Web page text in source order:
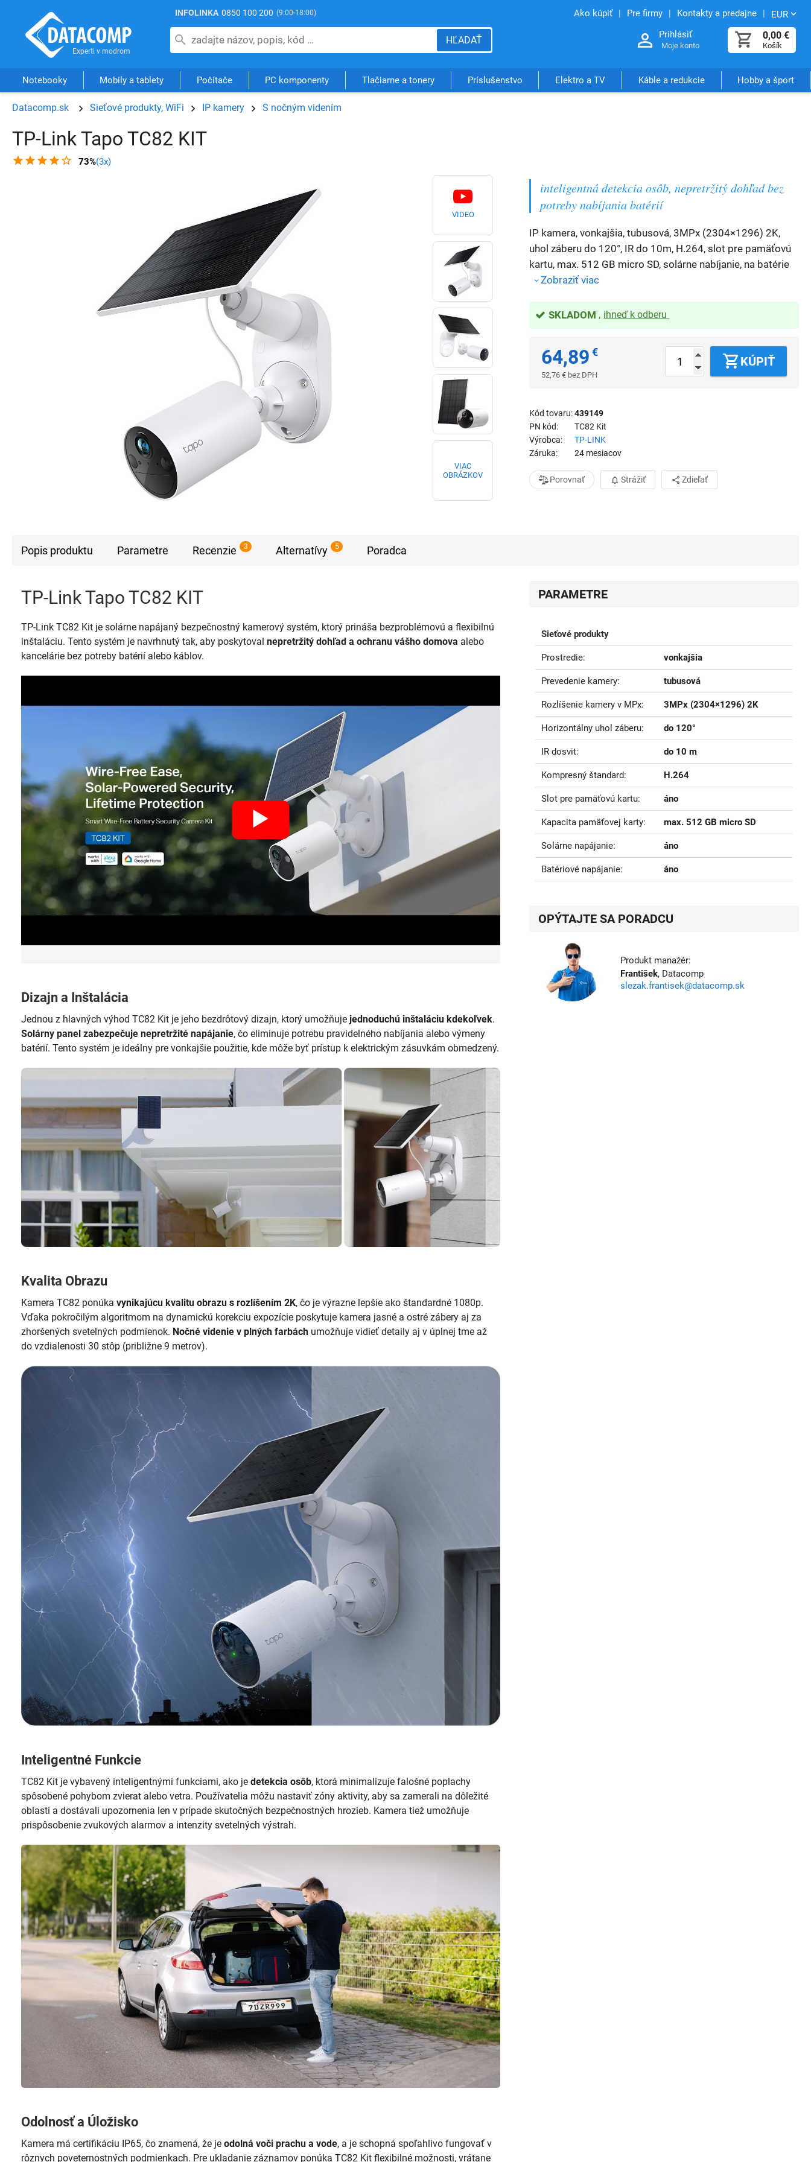
INFOLINKA 0850 100 200 (9:00-18:00) Ako kúpiť Pre firmy Kontakty a predajne EUR
0,00 €
Košík
Prihlásiť
Moje konto
HĽADAŤ
Notebooky Mobily a tablety Počítače PC komponenty Tlačiarne a tonery Príslušenstvo Elektro a TV Káble a redukcie Hobby a šport
Datacomp.sk Sieťové produkty, WiFi IP kamery S nočným videním
TP-Link Tapo TC82 KIT
73%(3x)
VIDEO
VIAC
OBRÁZKOV
inteligentná detekcia osôb, nepretržitý dohľad bez
potreby nabíjania batérií
IP kamera, vonkajšia, tubusová, 3MPx (2304×1296) 2K,
uhol záberu do 120°, IR do 10m, H.264, slot pre pamäťovú
kartu, max. 512 GB micro SD, solárne nabíjanie, na batérie
Zobraziť viac
SKLADOM ihneď k odberu
64,89 €
52,76 € bez DPH
KÚPIŤ
Kód tovaru 439149
PN kód
TC82 Kit
Výrobca
TP-LINK
Záruka
24 mesiacov
Porovnať Strážiť Zdieľať
Popis produktu Parametre Recenzie 3 Alternatívy 5 Poradca
TP-Link Tapo TC82 KIT
TP-Link TC82 Kit je solárne napájaný bezpečnostný kamerový systém, ktorý prináša bezproblémovú a flexibilnú
inštaláciu. Tento systém je navrhnutý tak, aby poskytoval nepretržitý dohľad a ochranu vášho domova alebo
kancelárie bez potreby batérií alebo káblov.
Dizajn a Inštalácia
Jednou z hlavných výhod TC82 Kit je jeho bezdrôtový dizajn, ktorý umožňuje jednoduchú inštaláciu kdekoľvek.
Solárny panel zabezpečuje nepretržité napájanie, čo eliminuje potrebu pravidelného nabíjania alebo výmeny
batérií. Tento systém je ideálny pre vonkajšie použitie, kde môže byť prístup k elektrickým zásuvkám obmedzený.
Kvalita Obrazu
Kamera TC82 ponúka vynikajúcu kvalitu obrazu s rozlíšením 2K, čo je výrazne lepšie ako štandardné 1080p.
Vďaka pokročilým algoritmom na dynamickú korekciu expozície poskytuje kamera jasné a ostré zábery aj za
zhoršených svetelných podmienok. Nočné videnie v plných farbách umožňuje vidieť detaily aj v úplnej tme až
do vzdialenosti 30 stôp (približne 9 metrov).
Inteligentné Funkcie
TC82 Kit je vybavený inteligentnými funkciami, ako je detekcia osôb, ktorá minimalizuje falošné poplachy
spôsobené pohybom zvierat alebo vetra. Používatelia môžu nastaviť zóny aktivity, aby sa zamerali na dôležité
oblasti a dostávali upozornenia len v prípade skutočných bezpečnostných hrozieb. Kamera tiež umožňuje
prispôsobenie zvukových alarmov a intenzity svetelných výstrah.
Odolnosť a Úložisko
Kamera má certifikáciu IP65, čo znamená, že je odolná voči prachu a vode, a je schopná spoľahlivo fungovať v
rôznych poveternostných podmienkach. Pre ukladanie záznamov ponúka TC82 Kit flexibilné možnosti, vrátane
PARAMETRE
Sieťové produkty
Prostredie vonkajšia
Prevedenie kamery tubusová
Rozlíšenie kamery v MPx 3MPx (2304×1296) 2K
Horizontálny uhol záberu do 120°
IR dosvit do 10 m
Kompresný štandard H.264
Slot pre pamäťovú kartu áno
Kapacita pamäťovej karty max. 512 GB micro SD
Solárne napájanie áno
Batériové napájanie áno
OPÝTAJTE SA PORADCU
Produkt manažér:
František, Datacomp
slezak.frantisek@datacomp.sk